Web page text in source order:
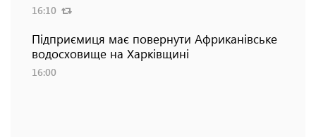
16:10
Підприємиця має повернути Африканівське
водосховище на Харківщині
16:00